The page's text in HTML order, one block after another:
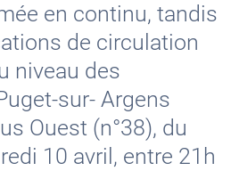
en continu, tandis
de circulation
niveau des
sur- Argens
Ouest (n°38), du
10 avril, entre 21h